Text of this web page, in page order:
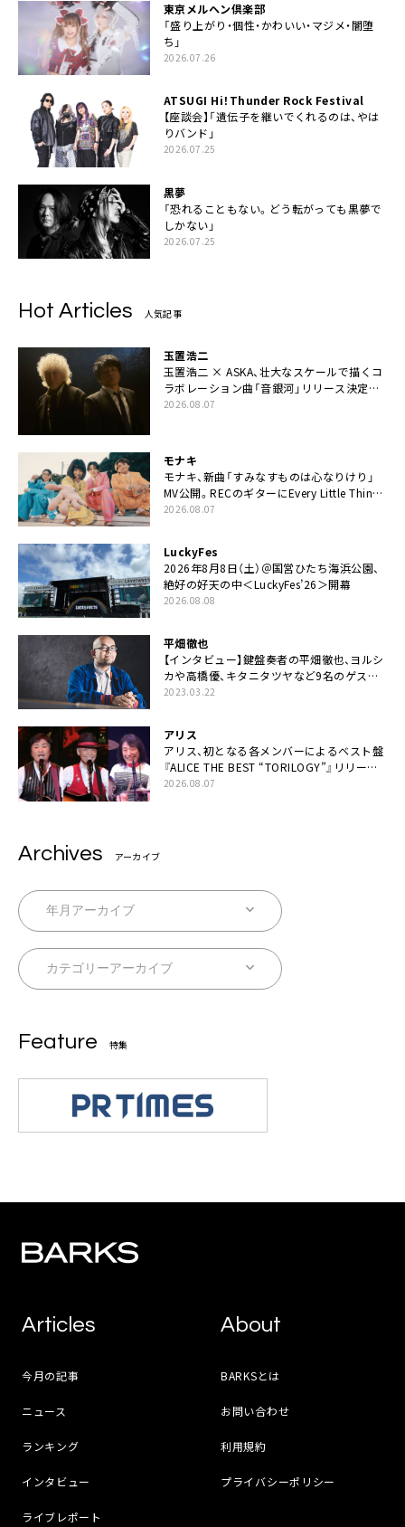
東京メルヘン倶楽部
「盛り上がり・個性・かわいい・マジメ・闇堕
ち」
2026.07.26
ATSUGI Hi！Thunder Rock Festival
【座談会】「遺伝子を継いでくれるのは、やは
りバンド」
2026.07.25
黒夢
「恐れることもない。どう転がっても黒夢で
しかない」
2026.07.25
Hot Articles 人気記事
玉置浩二
玉置浩二 × ASKA、壮大なスケールで描くコ
ラボレーション曲「音銀河」リリース決定。
カップリングには新曲「命の宿り」収録も
2026.08.07
モナキ
モナキ、新曲「すみなすものは心なりけり」
MV公開。RECのギターにEvery Little Thing・
伊藤一朗参加も
2026.08.07
LuckyFes
2026年8月8日（土）＠国営ひたち海浜公園、
絶好の好天の中＜LuckyFes’26＞開幕
2026.08.08
平畑徹也
【インタビュー】鍵盤奏者の平畑徹也、ヨルシ
カや高橋優、キタニタツヤなど9名のゲスト
を迎えた初アルバムに音楽人生の総括「自分
2023.03.22
アリス
アリス、初となる各メンバーによるベスト盤
『ALICE THE BEST “TORILOGY”』リリース
決定
2026.08.07
Archives アーカイブ
Feature 特集
Articles
今月の記事
ニュース
ランキング
インタビュー
ライブレポート
About
BARKSとは
お問い合わせ
利用規約
プライバシーポリシー